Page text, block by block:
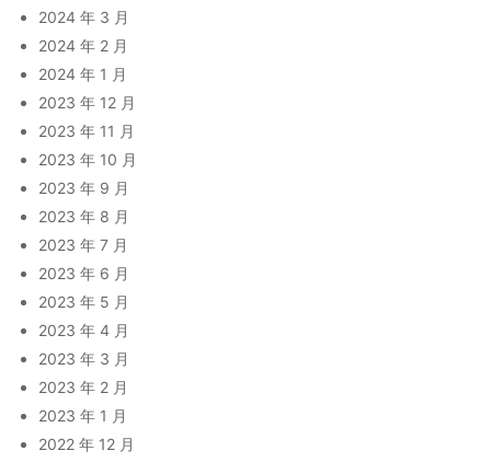
2024 年 3 月
2024 年 2 月
2024 年 1 月
2023 年 12 月
2023 年 11 月
2023 年 10 月
2023 年 9 月
2023 年 8 月
2023 年 7 月
2023 年 6 月
2023 年 5 月
2023 年 4 月
2023 年 3 月
2023 年 2 月
2023 年 1 月
2022 年 12 月